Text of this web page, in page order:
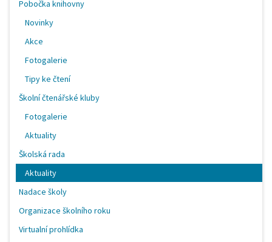
Pobočka knihovny
Novinky
Akce
Fotogalerie
Tipy ke čtení
Školní čtenářské kluby
Fotogalerie
Aktuality
Školská rada
Aktuality
Nadace školy
Organizace školního roku
Virtualní prohlídka